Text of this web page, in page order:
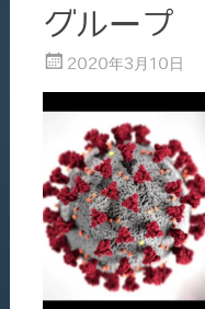
グループ
2020年3月10日